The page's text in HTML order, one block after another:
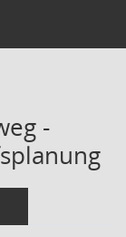
-